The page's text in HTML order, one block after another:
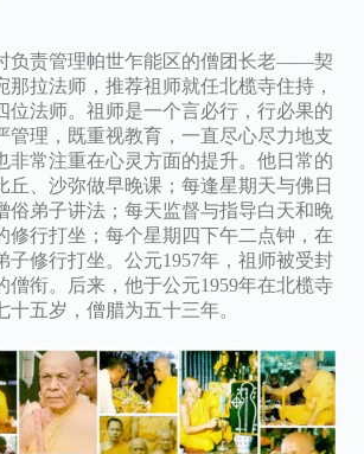
负责管理帕世乍能区的僧团长老——契
那拉法师，推荐祖师就任北榄寺住持，
位法师。祖师是一个言必行，行必果的
管理，既重视教育，一直尽心尽力地支
非常注重在心灵方面的提升。他日常的
丘、沙弥做早晚课；每逢星期天与佛日
俗弟子讲法；每天监督与指导白天和晚
修行打坐；每个星期四下午二点钟，在
子修行打坐。公元1957年，祖师被受封
僧衔。后来，他于公元1959年在北榄寺
十五岁，僧腊为五十三年。